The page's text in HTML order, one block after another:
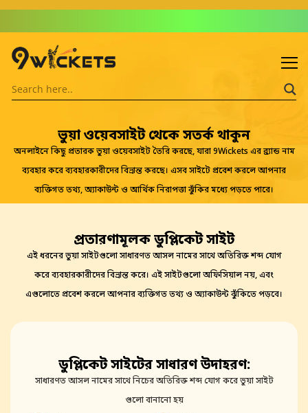
ভুয়া ওয়েবসাইট থেকে সতর্ক থাকুন
অনলাইনে কিছু প্রতারক ভুয়া ওয়েবসাইট তৈরি করছে, যারা 9Wickets এর ব্র্যান্ড নাম
ব্যবহার করে ব্যবহারকারীদের বিভ্রান্ত করছে। এসব সাইটে প্রবেশ করলে আপনার
ব্যক্তিগত তথ্য, অ্যাকাউন্ট ও আর্থিক নিরাপত্তা ঝুঁকির মধ্যে পড়তে পারে।
প্রতারণামূলক ডুপ্লিকেট সাইট
এই ধরনের ভুয়া সাইটগুলো সাধারণত আসল নামের সাথে অতিরিক্ত শব্দ যোগ
করে ব্যবহারকারীদের বিভ্রান্ত করে। এই সাইটগুলো অফিসিয়াল নয়, এবং
এগুলোতে প্রবেশ করলে আপনার ব্যক্তিগত তথ্য ও অ্যাকাউন্ট ঝুঁকিতে পড়বে।
ডুপ্লিকেট সাইটের সাধারণ উদাহরণ:
সাধারণত আসল নামের সাথে নিচের অতিরিক্ত শব্দ যোগ করে ভুয়া সাইট
গুলো বানানো হয়